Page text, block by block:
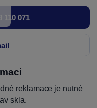
110 071
reklamace je nutné
skla.